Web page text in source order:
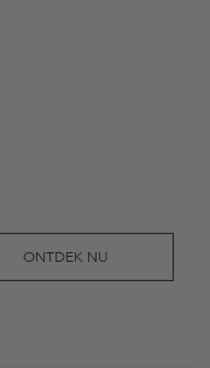
ONTDEK NU